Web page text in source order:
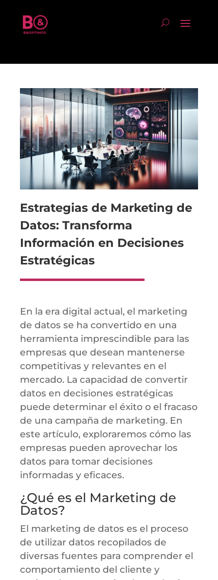
Estrategias de Marketing de
Datos: Transforma
Información en Decisiones
Estratégicas
En la era digital actual, el marketing
de datos se ha convertido en una
herramienta imprescindible para las
empresas que desean mantenerse
competitivas y relevantes en el
mercado. La capacidad de convertir
datos en decisiones estratégicas
puede determinar el éxito o el fracaso
de una campaña de marketing. En
este artículo, exploraremos cómo las
empresas pueden aprovechar los
datos para tomar decisiones
informadas y eficaces.
¿Qué es el Marketing de
Datos?
El marketing de datos es el proceso
de utilizar datos recopilados de
diversas fuentes para comprender el
comportamiento del cliente y